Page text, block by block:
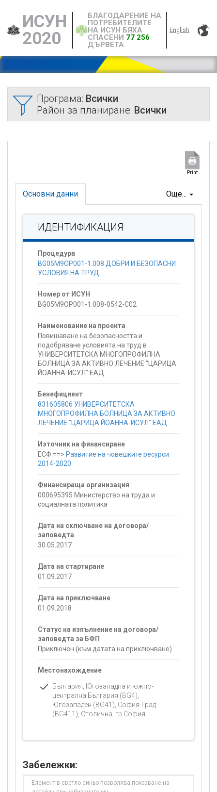
ИСУН
2020
БЛАГОДАРЕНИЕ НА
ПОТРЕБИТЕЛИТЕ
НА ИСУН БЯХА
СПАСЕНИ 77 256
ДЪРВЕТА
English
Програма: Всички
Район за планиране: Всички
Print
Още...
Основни данни
ИДЕНТИФИКАЦИЯ
Процедура
BG05M9OP001-1.008 ДОБРИ И БЕЗОПАСНИ
УСЛОВИЯ НА ТРУД
Номер от ИСУН
BG05M9OP001-1.008-0542-C02
Наименование на проекта
Повишаване на безопасността и
подобряване условията на труд в
УНИВЕРСИТЕТСКА МНОГОПРОФИЛНА
БОЛНИЦА ЗА АКТИВНО ЛЕЧЕНИЕ "ЦАРИЦА
ЙОАННА-ИСУЛ" ЕАД
Бенефициент
831605806 УНИВЕРСИТЕТСКА
МНОГОПРОФИЛНА БОЛНИЦА ЗА АКТИВНО
ЛЕЧЕНИЕ "ЦАРИЦА ЙОАННА-ИСУЛ" ЕАД
Източник на финансиране
ЕСФ ==> Развитие на човешките ресурси
2014-2020
Финансираща организация
000695395 Министерство на труда и
социалната политика
Дата на сключване на договора/
заповедта
30.05.2017
Дата на стартиране
01.09.2017
Дата на приключване
01.09.2018
Статус на изпълнение на договора/
заповедта за БФП
Приключен (към датата на приключване)
Местонахождение
България, Югозападна и южно-
централна България (BG4),
Югозападен (BG41), София-Град
(BG411), Столична, гр.София
Забележки:
Елемент в светло синьо позволява показване на